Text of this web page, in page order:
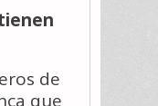
de
que